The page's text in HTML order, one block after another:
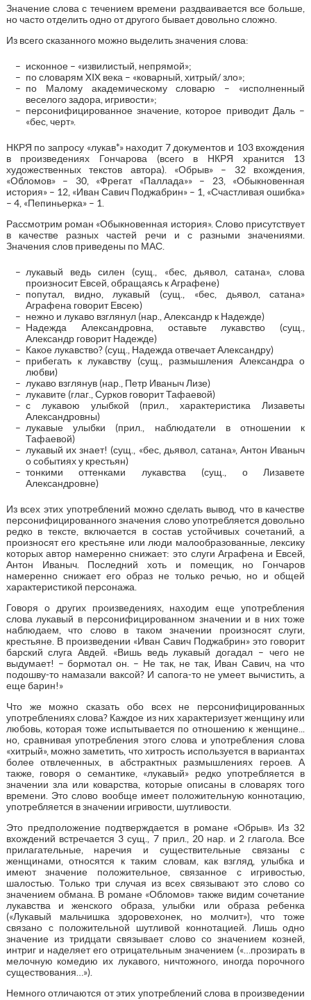
Значение слова с течением времени раздваивается все больше,
но часто отделить одно от другого бывает довольно сложно.
Из всего сказанного можно выделить значения слова:
исконное – «извилистый, непрямой»;
по словарям XIX века – «коварный, хитрый/ зло»;
по Малому академическому словарю – «исполненный
веселого задора, игривости»;
персонифицированное значение, которое приводит Даль –
«бес, черт».
НКРЯ по запросу «лукав*» находит 7 документов и 103 вхождения
в произведениях Гончарова (всего в НКРЯ хранится 13
художественных текстов автора). «Обрыв» – 32 вхождения,
«Обломов» – 30, «Фрегат «Паллада»» – 23, «Обыкновенная
история» – 12, «Иван Савич Поджабрин» – 1, «Счастливая ошибка»
– 4, «Пепиньерка» – 1.
Рассмотрим роман «Обыкновенная история». Слово присутствует
в качестве разных частей речи и с разными значениями.
Значения слов приведены по МАС.
лукавый ведь силен (сущ., «бес, дьявол, сатана», слова
произносит Евсей, обращаясь к Аграфене)
попутал, видно, лукавый (сущ., «бес, дьявол, сатана»
Аграфена говорит Евсею)
нежно и лукаво взглянул (нар., Александр к Надежде)
Надежда Александровна, оставьте лукавство (сущ.,
Александр говорит Надежде)
Какое лукавство? (сущ., Надежда отвечает Александру)
прибегать к лукавству (сущ., размышления Александра о
любви)
лукаво взглянув (нар., Петр Иваныч Лизе)
лукавите (глаг., Сурков говорит Тафаевой)
с лукавою улыбкой (прил., характеристика Лизаветы
Александровны)
лукавые улыбки (прил., наблюдатели в отношении к
Тафаевой)
лукавый их знает! (сущ., «бес, дьявол, сатана», Антон Иваныч
о событиях у крестьян)
тонкими оттенками лукавства (сущ., о Лизавете
Александровне)
Из всех этих употреблений можно сделать вывод, что в качестве
персонифицированного значения слово употребляется довольно
редко в тексте, включается в состав устойчивых сочетаний, а
произносят его крестьяне или люди малообразованные, лексику
которых автор намеренно снижает: это слуги Аграфена и Евсей,
Антон Иваныч. Последний хоть и помещик, но Гончаров
намеренно снижает его образ не только речью, но и общей
характеристикой персонажа.
Говоря о других произведениях, находим еще употребления
слова лукавый в персонифицированном значении и в них тоже
наблюдаем, что слово в таком значении произносят слуги,
крестьяне. В произведении «Иван Савич Поджабрин» это говорит
барский слуга Авдей. «Вишь ведь лукавый догадал – чего не
выдумает! – бормотал он. – Не так, не так, Иван Савич, на что
подошву-то намазали ваксой? И сапога-то не умеет вычистить, а
еще барин!»
Что же можно сказать обо всех не персонифицированных
употреблениях слова? Каждое из них характеризует женщину или
любовь, которая тоже испытывается по отношению к женщине...
но, сравнивая употребления этого слова и употребления слова
«хитрый», можно заметить, что хитрость используется в вариантах
более отвлеченных, в абстрактных размышлениях героев. А
также, говоря о семантике, «лукавый» редко употребляется в
значении зла или коварства, которые описаны в словарях того
времени. Это слово вообще имеет положительную коннотацию,
употребляется в значении игривости, шутливости.
Это предположение подтверждается в романе «Обрыв». Из 32
вхождений встречается 3 сущ., 7 прил., 20 нар. и 2 глагола. Все
прилагательные, наречия и существительные связаны с
женщинами, относятся к таким словам, как взгляд, улыбка и
имеют значение положительное, связанное с игривостью,
шалостью. Только три случая из всех связывают это слово со
значением обмана. В романе «Обломов» также видим сочетание
лукавства и женского образа, улыбки или образа ребенка
(«Лукавый мальчишка здоровехонек, но молчит»), что тоже
связано с положительной шутливой коннотацией. Лишь одно
значение из тридцати связывает слово со значением козней,
интриг и наделяет его отрицательным значением («…прозирать в
мелочную комедию их лукавого, ничтожного, иногда порочного
существования…»).
Немного отличаются от этих употреблений слова в произведении